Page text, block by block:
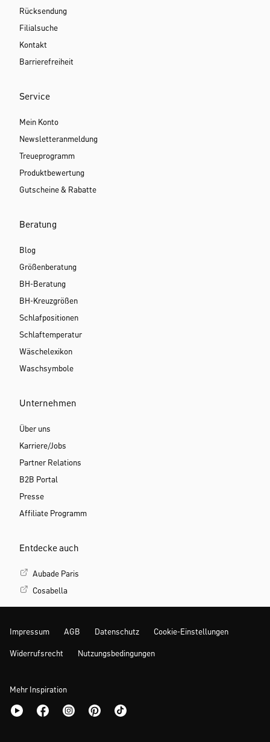
Rücksendung
Filialsuche
Kontakt
Barrierefreiheit
Service
Mein Konto
Newsletteranmeldung
Treueprogramm
Produktbewertung
Gutscheine & Rabatte
Beratung
Blog
Größenberatung
BH-Beratung
BH-Kreuzgrößen
Schlafpositionen
Schlaftemperatur
Wäschelexikon
Waschsymbole
Unternehmen
Über uns
Karriere/Jobs
Partner Relations
B2B Portal
Presse
Affiliate Programm
Entdecke auch
Aubade Paris
Cosabella
Impressum AGB Datenschutz Cookie-Einstellungen
Widerrufsrecht Nutzungsbedingungen
Mehr Inspiration